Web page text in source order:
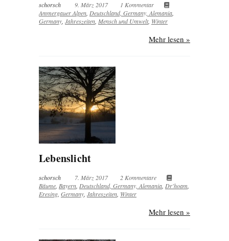
schorsch 9. März 2017
1 Kommentar
Ammergauer Alpen Deutschland, Germany, Alemania
Germany Jahreszeiten Mensch und Umwelt, Winter
Mehr lesen »
Lebenslicht
schorsch 7. März 2017
2 Kommentare
Bäume Bayern Deutschland, Germany, Alemania Dr'hoam
Eresing Germany Jahreszeiten Winter
Mehr lesen »